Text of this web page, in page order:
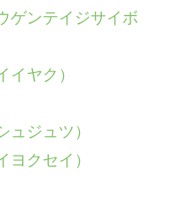
ゲンテイジサイボ
イヤク）
ュジュツ）
ヨクセイ）